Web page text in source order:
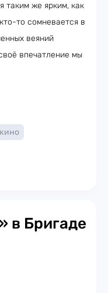
таким же ярким, как
то сомневается в
веяний
впечатление мы
кино
в Бригаде